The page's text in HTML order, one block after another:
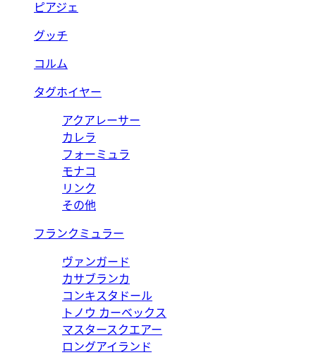
ピアジェ
グッチ
コルム
タグホイヤー
アクアレーサー
カレラ
フォーミュラ
モナコ
リンク
その他
フランクミュラー
ヴァンガード
カサブランカ
コンキスタドール
トノウ カーベックス
マスタースクエアー
ロングアイランド